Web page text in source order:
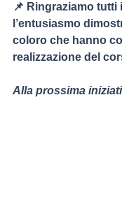
📌 Ringraziamo
l’entusiasmo
coloro che hanno
realizzazione del
Alla prossima